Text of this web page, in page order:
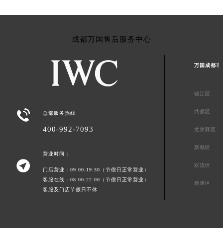
成都万国售后服务中心
 总部服务热线
400-992-7093

营业时间：
门店营业：09:00-19:30（节假日正常营业）
客服在线：08:00-22:00（节假日正常营业）
客服及门店节假日不休
万国成都市
锦江区
武侯区
龙泉驿区
新都区
双流区
新津区